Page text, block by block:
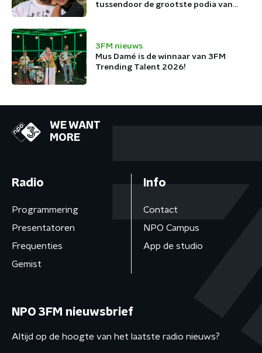
tussendoor de grootste podia van
3FM nieuws
Mus Damé is de winnaar van 3FM
Trending Talent 2026!
WE WANT
MORE
Radio
Programmering
Presentatoren
Frequenties
Gemist
Info
Contact
NPO Campus
App de studio
NPO 3FM nieuwsbrief
Altijd op de hoogte van het laatste radio nieuws?